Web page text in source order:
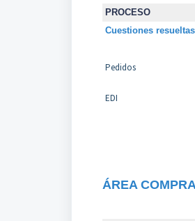
PROCESO
Cuestiones resueltas
Pedidos
EDI
ÁREA